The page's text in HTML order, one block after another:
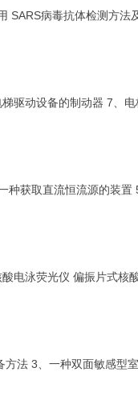
病毒抗体检测方法
驱动设备的制动器 7、
获取直流恒流源的装
电泳荧光仪 偏振片式
法 3、一种双面敏感